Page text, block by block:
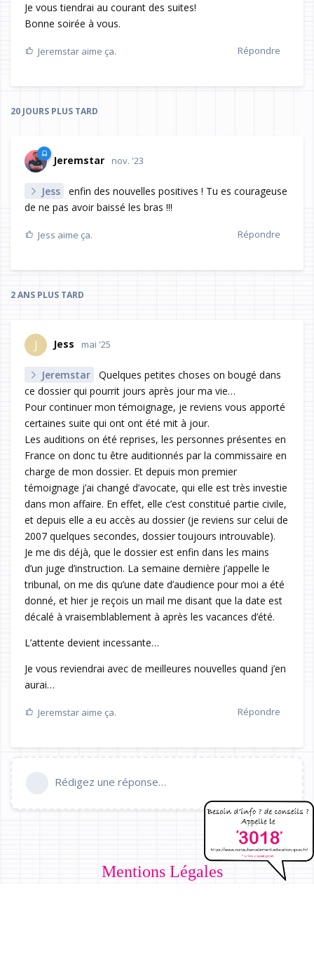
Je vous tiendrai au courant des suites!
Bonne soirée à vous.
Répondre
Jeremstar aime ça.
20 JOURS PLUS TARD
Jeremstar nov. '23
Jess
enfin des nouvelles positives ! Tu es courageuse
de ne pas avoir baissé les bras !!!
Répondre
Jess aime ça.
2 ANS PLUS TARD
J Jess mai '25
Jeremstar
Quelques petites choses on bougé dans
ce dossier qui pourrit jours après jour ma vie…
Pour continuer mon témoignage, je reviens vous apporté
certaines suite qui ont ont été mit à jour.
Les auditions on été reprises, les personnes présentes en
France on donc tu être auditionnés par la commissaire en
charge de mon dossier. Et depuis mon premier
témoignage j’ai changé d’avocate, qui elle est très investie
dans mon affaire. En effet, elle c’est constitué partie civile,
et depuis elle a eu accès au dossier (je reviens sur celui de
2007 quelques secondes, dossier toujours introuvable).
Je me dis déjà, que le dossier est enfin dans les mains
d’un juge d’instruction. La semaine dernière j’appelle le
tribunal, on me dis qu’une date d’audience pour moi a été
donné, et hier je reçois un mail me disant que la date est
décalé à vraisemblablement à après les vacances d’été.
L’attente devient incessante…
Je vous reviendrai avec de meilleures nouvelles quand j’en
aurai…
Répondre
Jeremstar aime ça.
Rédigez une réponse…
Mentions Légales